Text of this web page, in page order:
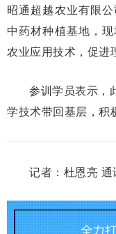
昭通超越农业有限
中药材种植基地，
农业应用技术，促进
参训学员表示，
学技术带回基层，积
记者：杜恩亮